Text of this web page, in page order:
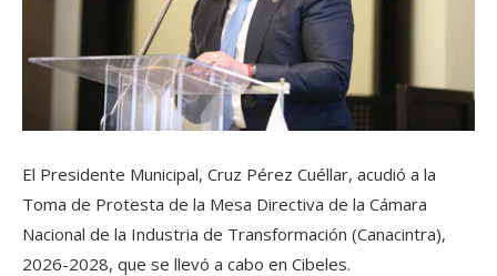
El Presidente Municipal, Cruz Pérez Cuéllar, acudió a la
Toma de Protesta de la Mesa Directiva de la Cámara
Nacional de la Industria de Transformación (Canacintra),
2026-2028, que se llevó a cabo en Cibeles.